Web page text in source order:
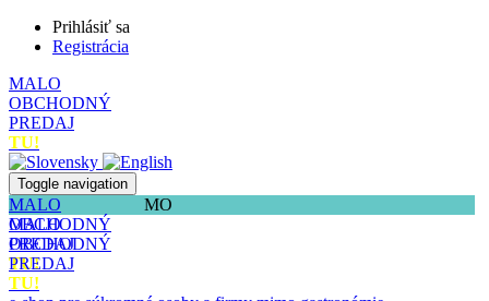
Prihlásiť sa
Registrácia
MALO
OBCHODNÝ
PREDAJ
TU!
Toggle navigation
MALO
OBCHODNÝ
PREDAJ
TU!
MO
MALO
OBCHODNÝ
PREDAJ
TU!